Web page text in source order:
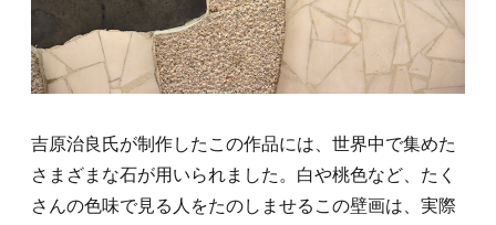
吉原治良氏が制作したこの作品には、世界中で集めた
さまざまな石が用いられました。白や桃色など、たく
さんの色味で見る人をたのしませるこの壁画は、実際